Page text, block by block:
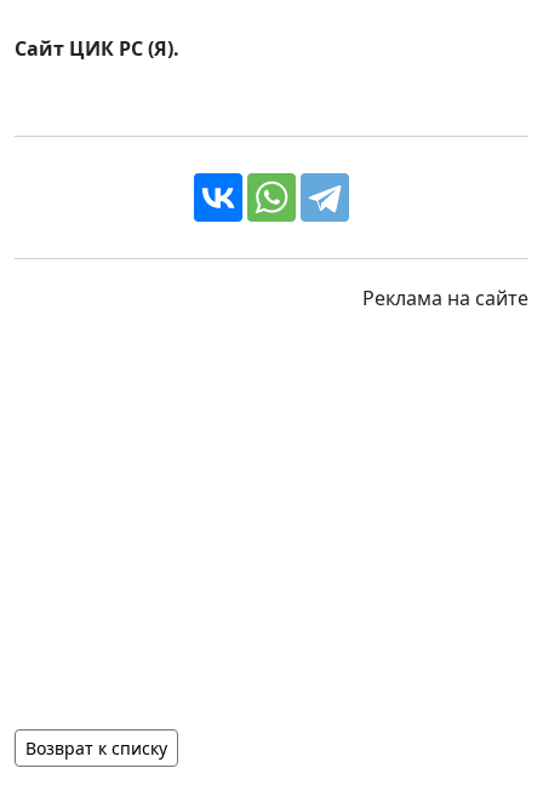
Сайт ЦИК РС (Я).
Реклама на сайте
Возврат к списку